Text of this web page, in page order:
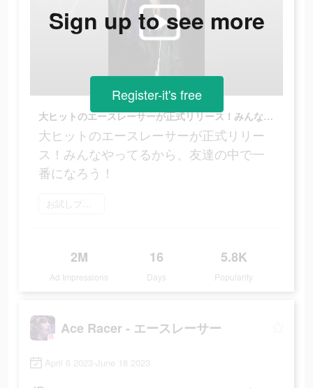
大ヒットのエースレーサーが正式リリース！みんなやってるから、友達の中で一番になろう！
大ヒットのエースレーサーが正式リリー
ス！みんなやってるから、友達の中で一
番になろう！
お試しプレイ
2M
Ad Impressions
16
Days
5.8K
Popularity
Sign up to see more
Register-it's free
Ace Racer - エースレーサー
April 6 2023-June 18 2023